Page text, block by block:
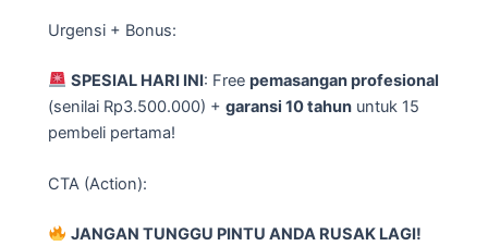
Urgensi + Bonus:
SPESIAL HARI INI: Free pemasangan profesional
(senilai Rp3.500.000) + garansi 10 tahun untuk 15
pembeli pertama!
CTA (Action):
JANGAN TUNGGU PINTU ANDA RUSAK LAGI!